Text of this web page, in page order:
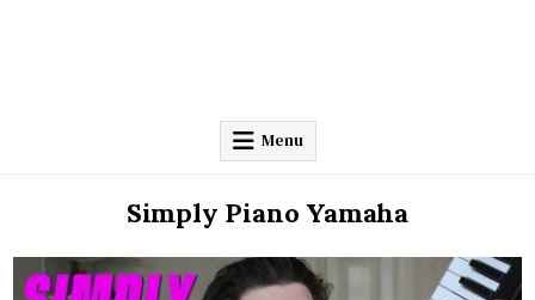
Menu
Simply Piano Yamaha